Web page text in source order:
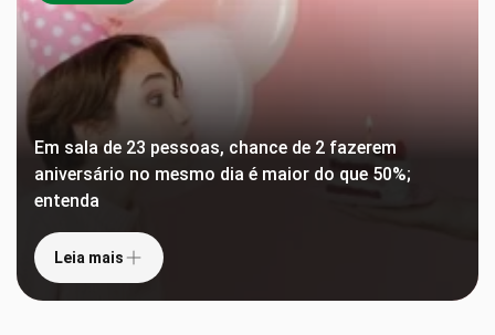
Em sala de 23 pessoas, chance de 2 fazerem
aniversário no mesmo dia é maior do que 50%;
entenda
Leia mais
De ‘Torto Arado’ a ‘Chico Bento’: veja TOP 10 de
livros mais emprestados pelo MEC em plataforma
gratuita